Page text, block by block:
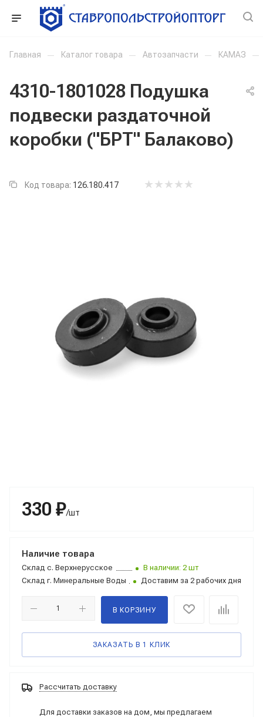
Главная — Каталог товара — Автозапчасти — КАМАЗ —
4310-1801028 Подушка
подвески раздаточной
коробки ("БРТ" Балаково)
Код товара: 126.180.417
330 ₽/шт
Наличие товара
Склад с. Верхнерусское
В наличии: 2 шт
Склад г. Минеральные Воды Доставим за 2 рабочих дня
В КОРЗИНУ
ЗАКАЗАТЬ В 1 КЛИК
Рассчитать доставку
Для доставки заказов на дом, мы предлагаем